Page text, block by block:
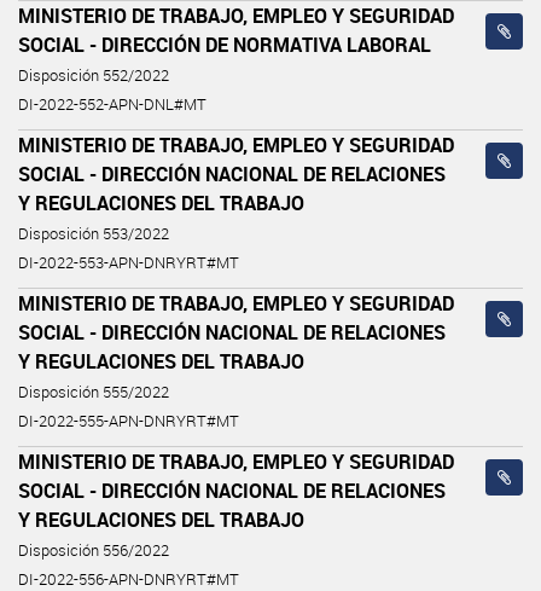
MINISTERIO DE TRABAJO, EMPLEO Y SEGURIDAD
SOCIAL - DIRECCIÓN DE NORMATIVA LABORAL
Disposición 552/2022
DI-2022-552-APN-DNL#MT
MINISTERIO DE TRABAJO, EMPLEO Y SEGURIDAD
SOCIAL - DIRECCIÓN NACIONAL DE RELACIONES
Y REGULACIONES DEL TRABAJO
Disposición 553/2022
DI-2022-553-APN-DNRYRT#MT
MINISTERIO DE TRABAJO, EMPLEO Y SEGURIDAD
SOCIAL - DIRECCIÓN NACIONAL DE RELACIONES
Y REGULACIONES DEL TRABAJO
Disposición 555/2022
DI-2022-555-APN-DNRYRT#MT
MINISTERIO DE TRABAJO, EMPLEO Y SEGURIDAD
SOCIAL - DIRECCIÓN NACIONAL DE RELACIONES
Y REGULACIONES DEL TRABAJO
Disposición 556/2022
DI-2022-556-APN-DNRYRT#MT